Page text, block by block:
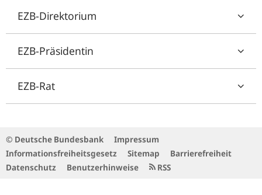
EZB-Direktorium
EZB-Präsidentin
EZB-Rat
© Deutsche Bundesbank
Impressum
Informationsfreiheitsgesetz
Sitemap
Barrierefreiheit
Datenschutz
Benutzerhinweise RSS